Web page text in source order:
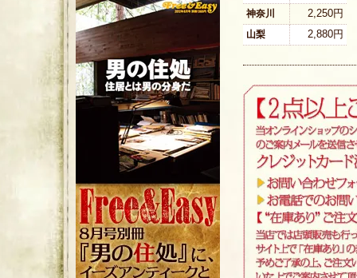
神奈川 2,250円
山梨 2,880円